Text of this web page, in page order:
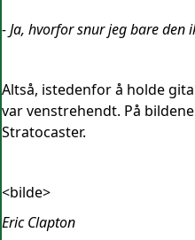
- Ja, hvorfor snur jeg bare den
Altså, istedenfor å holde
var venstrehendt. På
Stratocaster.
<bilde>
Eric Clapton